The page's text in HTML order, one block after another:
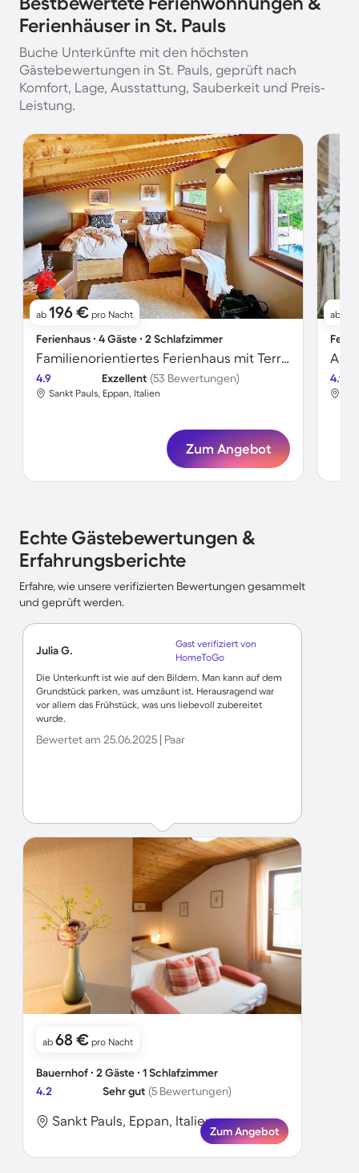
Ferienhäuser in St. Pauls
Buche Unterkünfte mit den höchsten
Gästebewertungen in St. Pauls, geprüft nach
Komfort, Lage, Ausstattung, Sauberkeit und Preis-
Leistung.
ab 196 € pro Nacht
Ferienhaus ∙ 4 Gäste ∙ 2 Schlafzimmer
Familienorientiertes Ferienhaus mit Terrasse, Pool und Garten | Seeblick
4.9 Exzellent (53 Bewertungen)
Sankt Pauls, Eppan, Italien
Zum Angebot
ab
4.9
Echte Gästebewertungen &
Erfahrungsberichte
Erfahre, wie unsere verifizierten Bewertungen gesammelt
und geprüft werden.
Julia G.
Gast verifiziert von
HomeToGo
Die Unterkunft ist wie auf den Bildern. Man kann auf dem
Grundstück parken, was umzäunt ist. Herausragend war
vor allem das Frühstück, was uns liebevoll zubereitet
wurde.
Bewertet am 25.06.2025 | Paar
ab 68 € pro Nacht
Bauernhof ∙ 2 Gäste ∙ 1 Schlafzimmer
4.2
Sehr gut (5 Bewertungen)
Sankt Pauls, Eppan, Italien
Zum Angebot